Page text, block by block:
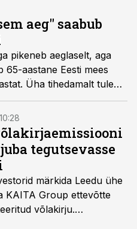
laekumise ettevõtte
tööpäeval.
aeg" saabub
pikeneb aeglaselt, aga
65-aastane Eesti mees
Üha tihedamalt tuleb
tähistamisi. Kas meil
jaoks raha?
tegutsevasse
märkida Leedu ühe
KAITA Group ettevõtte
võlakirju.